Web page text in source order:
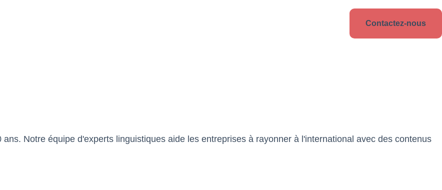
Contactez-nous
Notre équipe d'experts linguistiques aide les entreprises à rayonner à l'international avec des contenus